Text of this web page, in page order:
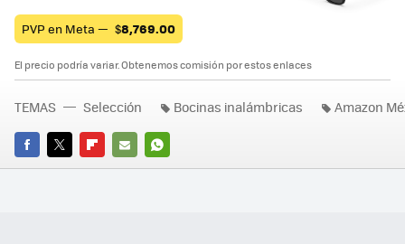
PVP en Meta — $8,769.00
El precio podría variar. Obtenemos comisión por estos enlaces
FACEBOOK
TWITTERFLIPBOARD
E-
WHATSAPP
TEMAS Selección Bocinas inalámbricas Amazon